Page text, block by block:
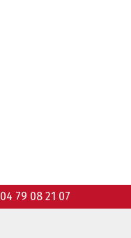
04 79 08 21 07